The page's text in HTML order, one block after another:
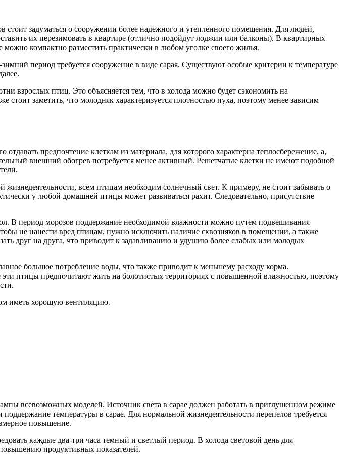
задуматься о сооружении более надежного и утепленного помещения. Для людей,
их перезимовать в квартире (отлично подойдут лоджии или балконы). В квартирных
компактно разместить практически в любом уголке своего жилья.
период требуется сооружение в виде сарая. Существуют особые критерии к температуре
взрослых птиц. Это объясняется тем, что в холода можно будет сэкономить на
заметить, что молодняк характеризуется плотностью пуха, поэтому менее зависим
предпочтение клеткам из материала, для которого характерна теплосбережение, а,
внешний обогрев потребуется менее активный. Решетчатые клетки не имеют подобной
всем птицам необходим солнечный свет. К примеру, не стоит забывать о
у любой домашней птицы может развиваться рахит. Следовательно, присутствие
В период морозов поддержание необходимой влажности можно путем подвешивания
не нанести вред птицам, нужно исключить наличие сквозняков в помещении, а также
друг на друга, что приводит к задавливанию и удушию более слабых или молодых
большое потребление воды, что также приводит к меньшему расходу корма.
птицы предпочитают жить на болотистых территориях с повышенной влажностью, поэтому
иметь хорошую вентиляцию.
всевозможных моделей. Источник света в сарае должен работать в приглушенном режиме
температуры в сарае. Для нормальной жизнедеятельности перепелов требуется
повышение.
каждые два-три часа темный и светлый период. В холода световой день для
продуктивных показателей.